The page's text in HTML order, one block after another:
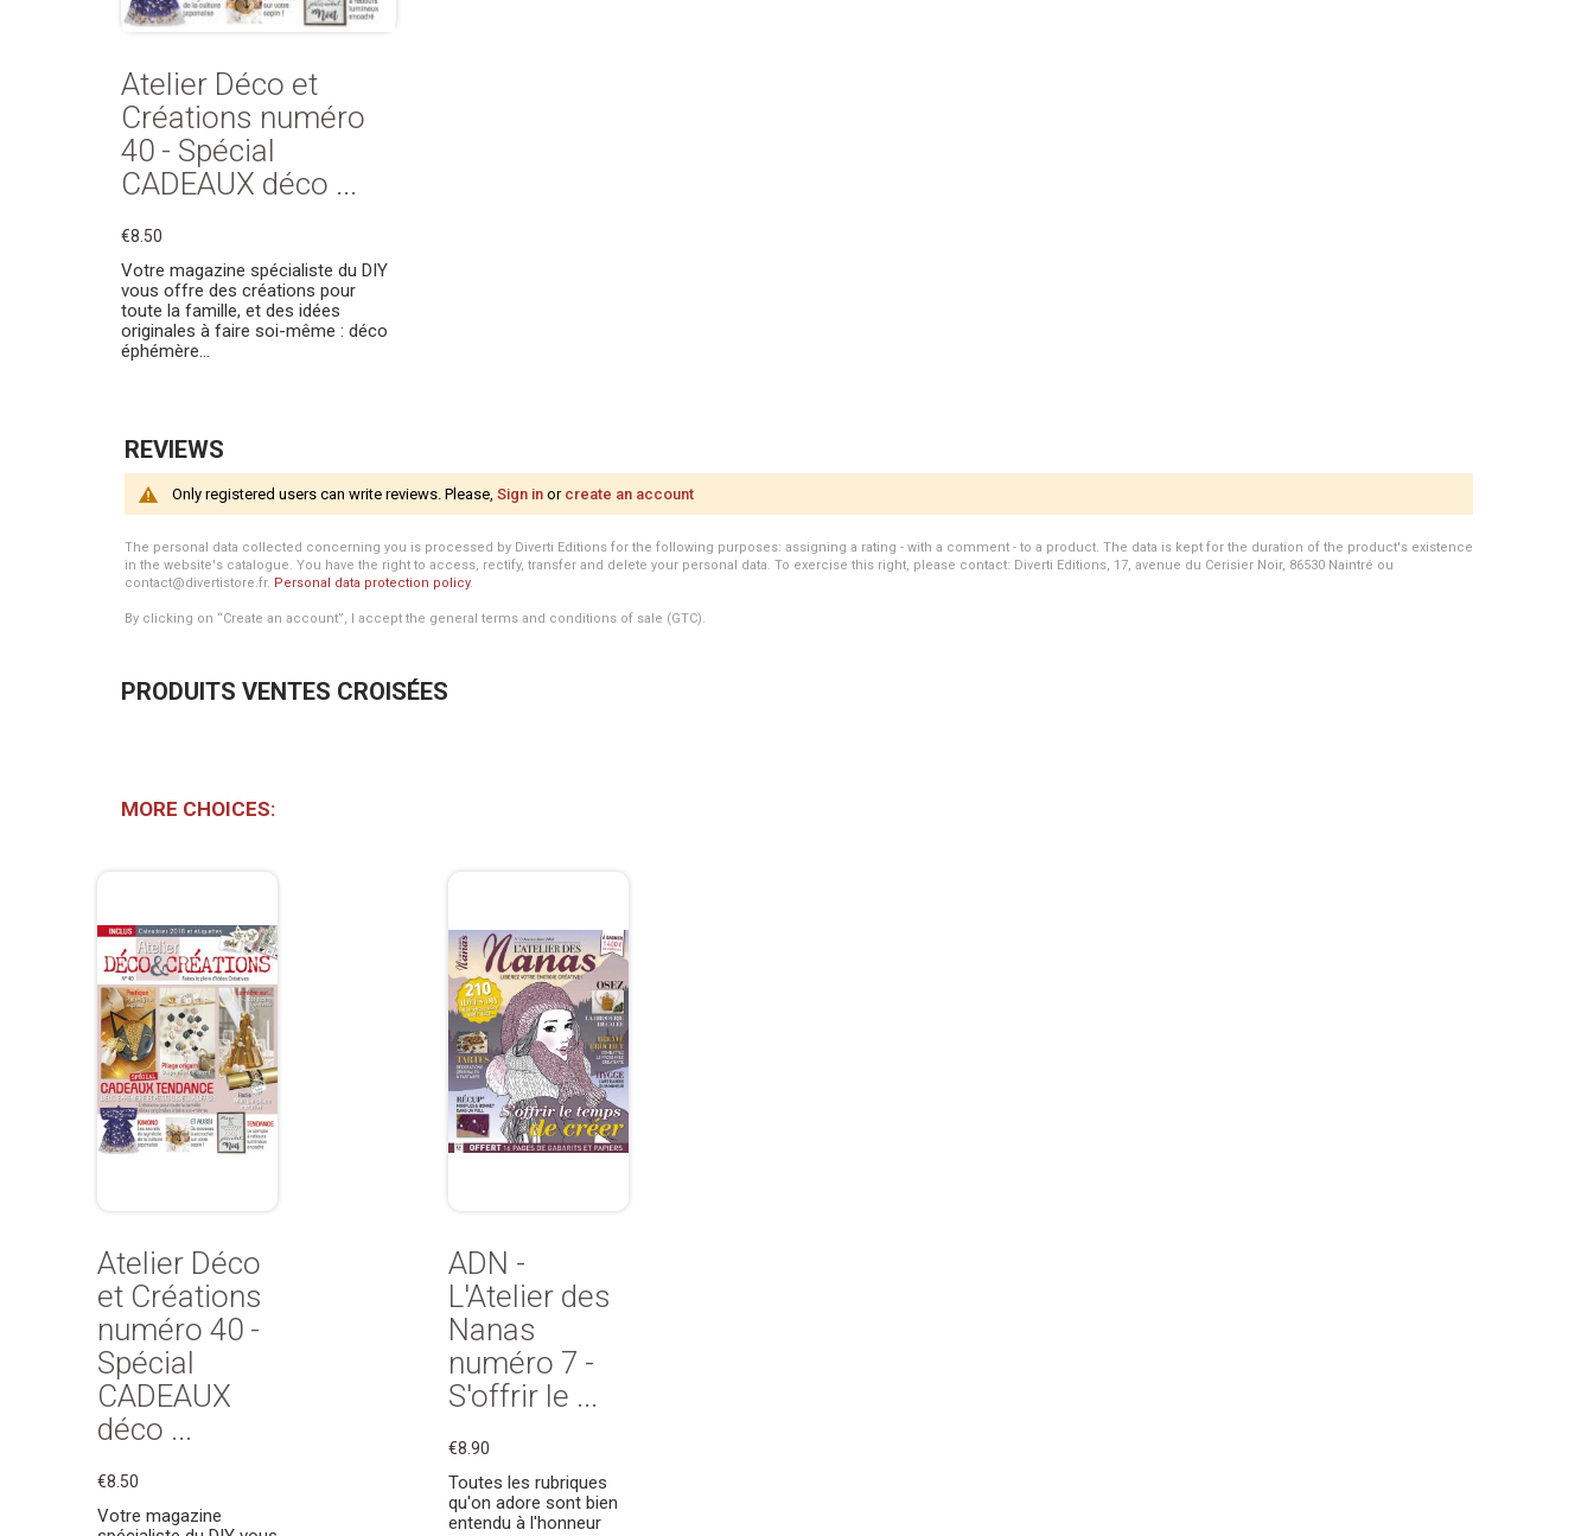
Atelier Déco et
Créations numéro
40 - Spécial
CADEAUX déco ...
€8.50
Votre magazine spécialiste du DIY
vous offre des créations pour
toute la famille, et des idées
originales à faire soi-même : déco
éphémère...
REVIEWS
Only registered users can write reviews. Please, Sign in or create an account
The personal data collected concerning you is processed by Diverti Editions for the following purposes: assigning a rating - with a comment - to a product. The data is kept for the duration of the product's existence
in the website's catalogue. You have the right to access, rectify, transfer and delete your personal data. To exercise this right, please contact: Diverti Editions, 17, avenue du Cerisier Noir, 86530 Naintré ou
contact@divertistore.fr. Personal data protection policy.
By clicking on “Create an account”, I accept the general terms and conditions of sale (GTC).
PRODUITS VENTES CROISÉES
MORE CHOICES:
Atelier Déco
et Créations
numéro 40 -
Spécial
CADEAUX
déco ...
€8.50
Votre magazine
ADN -
L'Atelier des
Nanas
numéro 7 -
S'offrir le ...
€8.90
Toutes les rubriques
qu'on adore sont bien
entendu à l'honneur